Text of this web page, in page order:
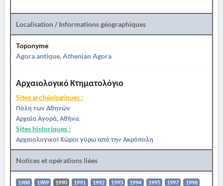
Localisation / Informations géographiques
Toponyme
Agora antique, Athenian Agora
Αρχαιολογικό Κτηματολόγιο
Sites archéologiques :
Πόλη των Αθηνών
Αρχαία Αγορά, Αθήνα
Sites historiques :
Αρχαιολογικοί Χώροι γύρω από την Ακρόπολη
Notices et opérations liées
1988 1989 1990 1991 1992 1993 1994 1995 1997
1998